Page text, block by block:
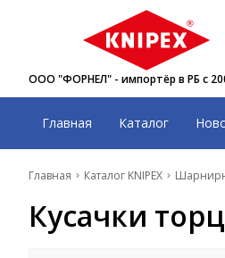
ООО "ФОРНЕЛ" - импортёр в РБ с
Главная Каталог
Главная Каталог KNIPEX
Кусачки